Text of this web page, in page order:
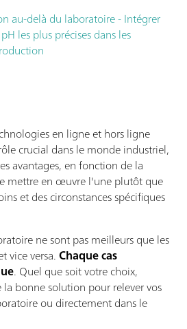
au-delà du laboratoire - Intégrer
les plus précises dans les
en ligne et hors ligne
crucial dans le monde industriel,
avantages, en fonction de la
mettre en œuvre l'une plutôt que
et des circonstances spécifiques
ne sont pas meilleurs que les
vice versa.Chaque cas
. Quel que soit votre choix,
bonne solution pour relever vos
ou directement dans le